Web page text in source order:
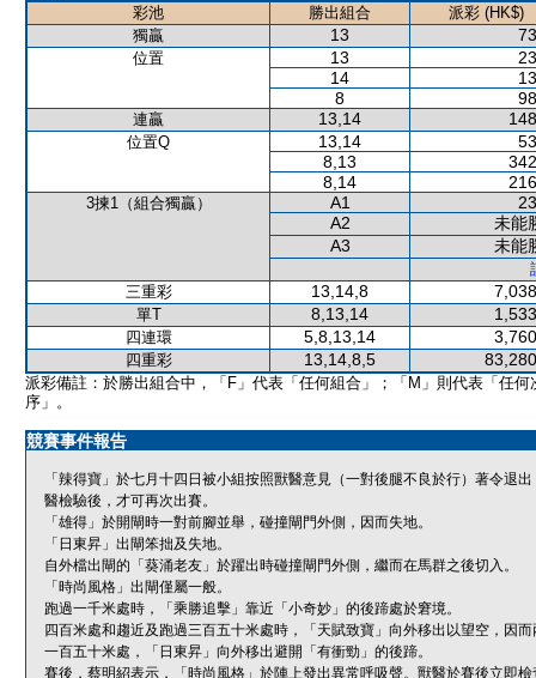
彩池 勝出組合
派彩 (HK$)
獨贏
13
位置 13
14
8
連贏 13,14
位置Q 13,14
8,13
8,14
3揀1（組合獨贏） A1
A2
未能
A3
未能
三重彩
13,14,8
單T 8,13,14
四連環 5,8,13,14
四重彩 13,14,8,5
派彩備註：於勝出組合中，「F」代表「任何組合」；「M」則代表「任何
序」。
競賽事件報告
「辣得寶」於七月十四日被小組按照獸醫意見（一對後腿不良於行）著令退
醫檢驗後，才可再次出賽。
「雄得」於開閘時一對前腳並舉，碰撞閘門外側，因而失地。
「日東昇」出閘笨拙及失地。
自外檔出閘的「葵涌老友」於躍出時碰撞閘門外側，繼而在馬群之後切入。
「時尚風格」出閘僅屬一般。
跑過一千米處時，「乘勝追擊」靠近「小奇妙」的後蹄處於窘境。
四百米處和趨近及跑過三百五十米處時，「天賦致寶」向外移出以望空，因
一百五十米處，「日東昇」向外移出避開「有衝勁」的後蹄。
賽後，蔡明紹表示，「時尚風格」於陣上發出異常呼吸聲。獸醫於賽後立即